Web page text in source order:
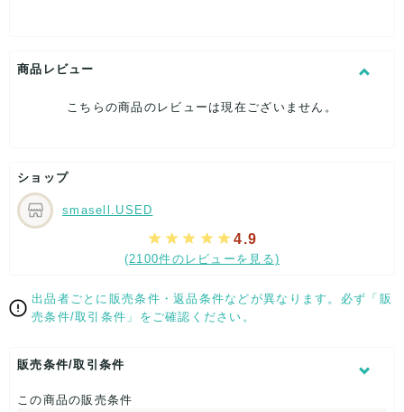
[サイズ]
大剣幅：約9.5cm
[状態・コンディション]
特記する程のダメージはなく、状態良好なお品になります。
ダメージがある場合はできる限り、撮影しておりますので、
ご確認下さいませ。
【 生産地 】
【 素材・成分 】
素材タグを撮影しておりますので、ご確認下さいませ。
商品レビュー
こちらの商品のレビューは現在ございません。
ショップ
smasell.USED
4.9
(2100件のレビューを見る)
出品者ごとに販売条件・返品条件などが異なります。必ず「販
売条件/取引条件」をご確認ください。
販売条件/取引条件
この商品の販売条件